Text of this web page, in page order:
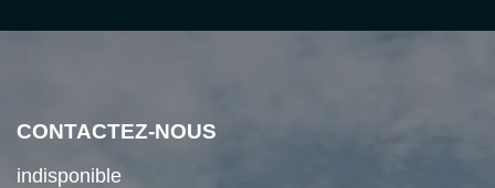
CONTACTEZ-NOUS
indisponible